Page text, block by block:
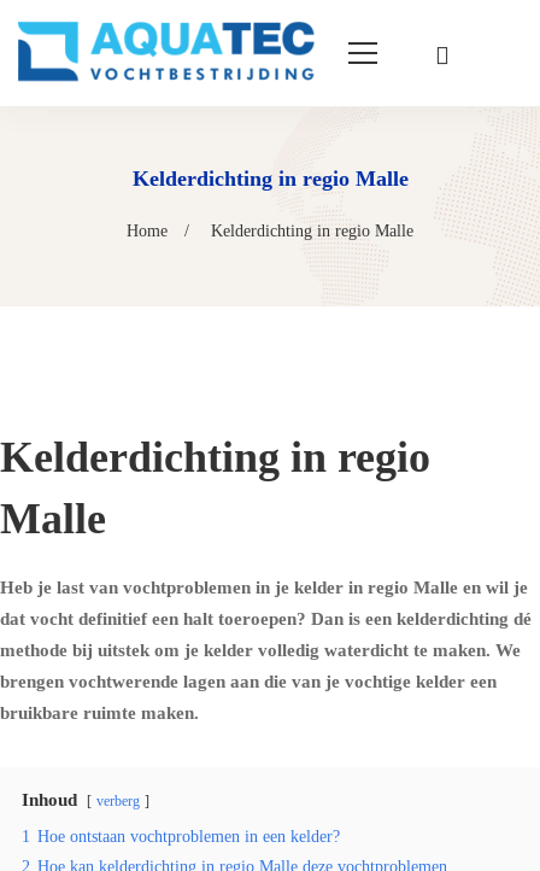
Kelderdichting in regio Malle
Home Kelderdichting in regio Malle
Kelderdichting in regio
Malle
Heb je last van vochtproblemen in je kelder in regio Malle en wil je
dat vocht definitief een halt toeroepen? Dan is een kelderdichting dé
methode bij uitstek om je kelder volledig waterdicht te maken. We
brengen vochtwerende lagen aan die van je vochtige kelder een
bruikbare ruimte maken.
Inhoud verberg
1 Hoe ontstaan vochtproblemen in een kelder?
2 Hoe kan kelderdichting in regio Malle deze vochtproblemen